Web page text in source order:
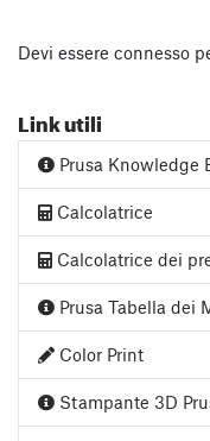
Devi essere connesso
Link utili
Prusa Knowledge
Calcolatrice
Calcolatrice dei
Prusa Tabella dei
Color Print
Stampante 3D